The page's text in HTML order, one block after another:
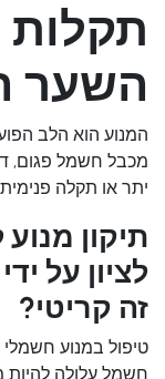
תקלות
השער
המנוע הוא הלב
מכבל חשמל פגום,
יתר או תקלה
תיקון
לציון על
זה קריטי?
טיפול במנוע
חשמל עלולה להיות